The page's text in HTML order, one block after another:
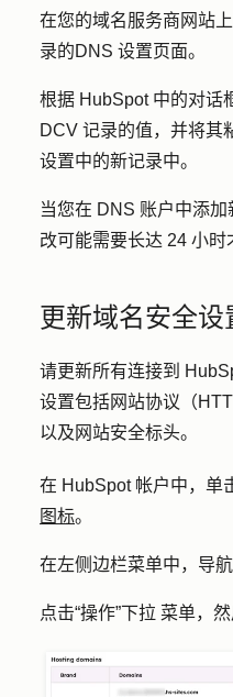
在您的域名服务商网站
录的DNS 设置页面。
根据 HubSpot 中的对话
DCV 记录的值，并将其
设置中的新记录中。
当您在 DNS 账户中添
改可能需要长达 24 小时
更新域名安全设
请更新所有连接到
设置包括网站协议（
以及网站安全标头。
在 HubSpot 帐户中，单
图标。
在左侧边栏菜单中，导
点击“操作”下拉 菜单，